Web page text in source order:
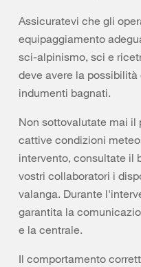
Assicuratevi che gli
equipaggiamento
sci-alpinismo, sci e
deve avere la
indumenti bagnati.
Non sottovalutate mai il
cattive condizioni
intervento, consultate il
vostri collaboratori i
valanga. Durante
garantita la
e la centrale.
Il comportamento